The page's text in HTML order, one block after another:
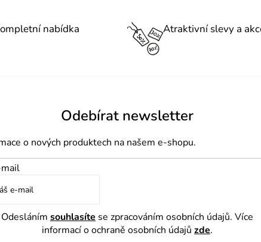
d
y
i
o
nabídka Atraktivní slevy a
Odebírat newsletter
o nových produktech na našem e-shopu.
Odesláním souhlasíte se zpracováním osobních údajů. Více
informací o ochraně osobních údajů zde.